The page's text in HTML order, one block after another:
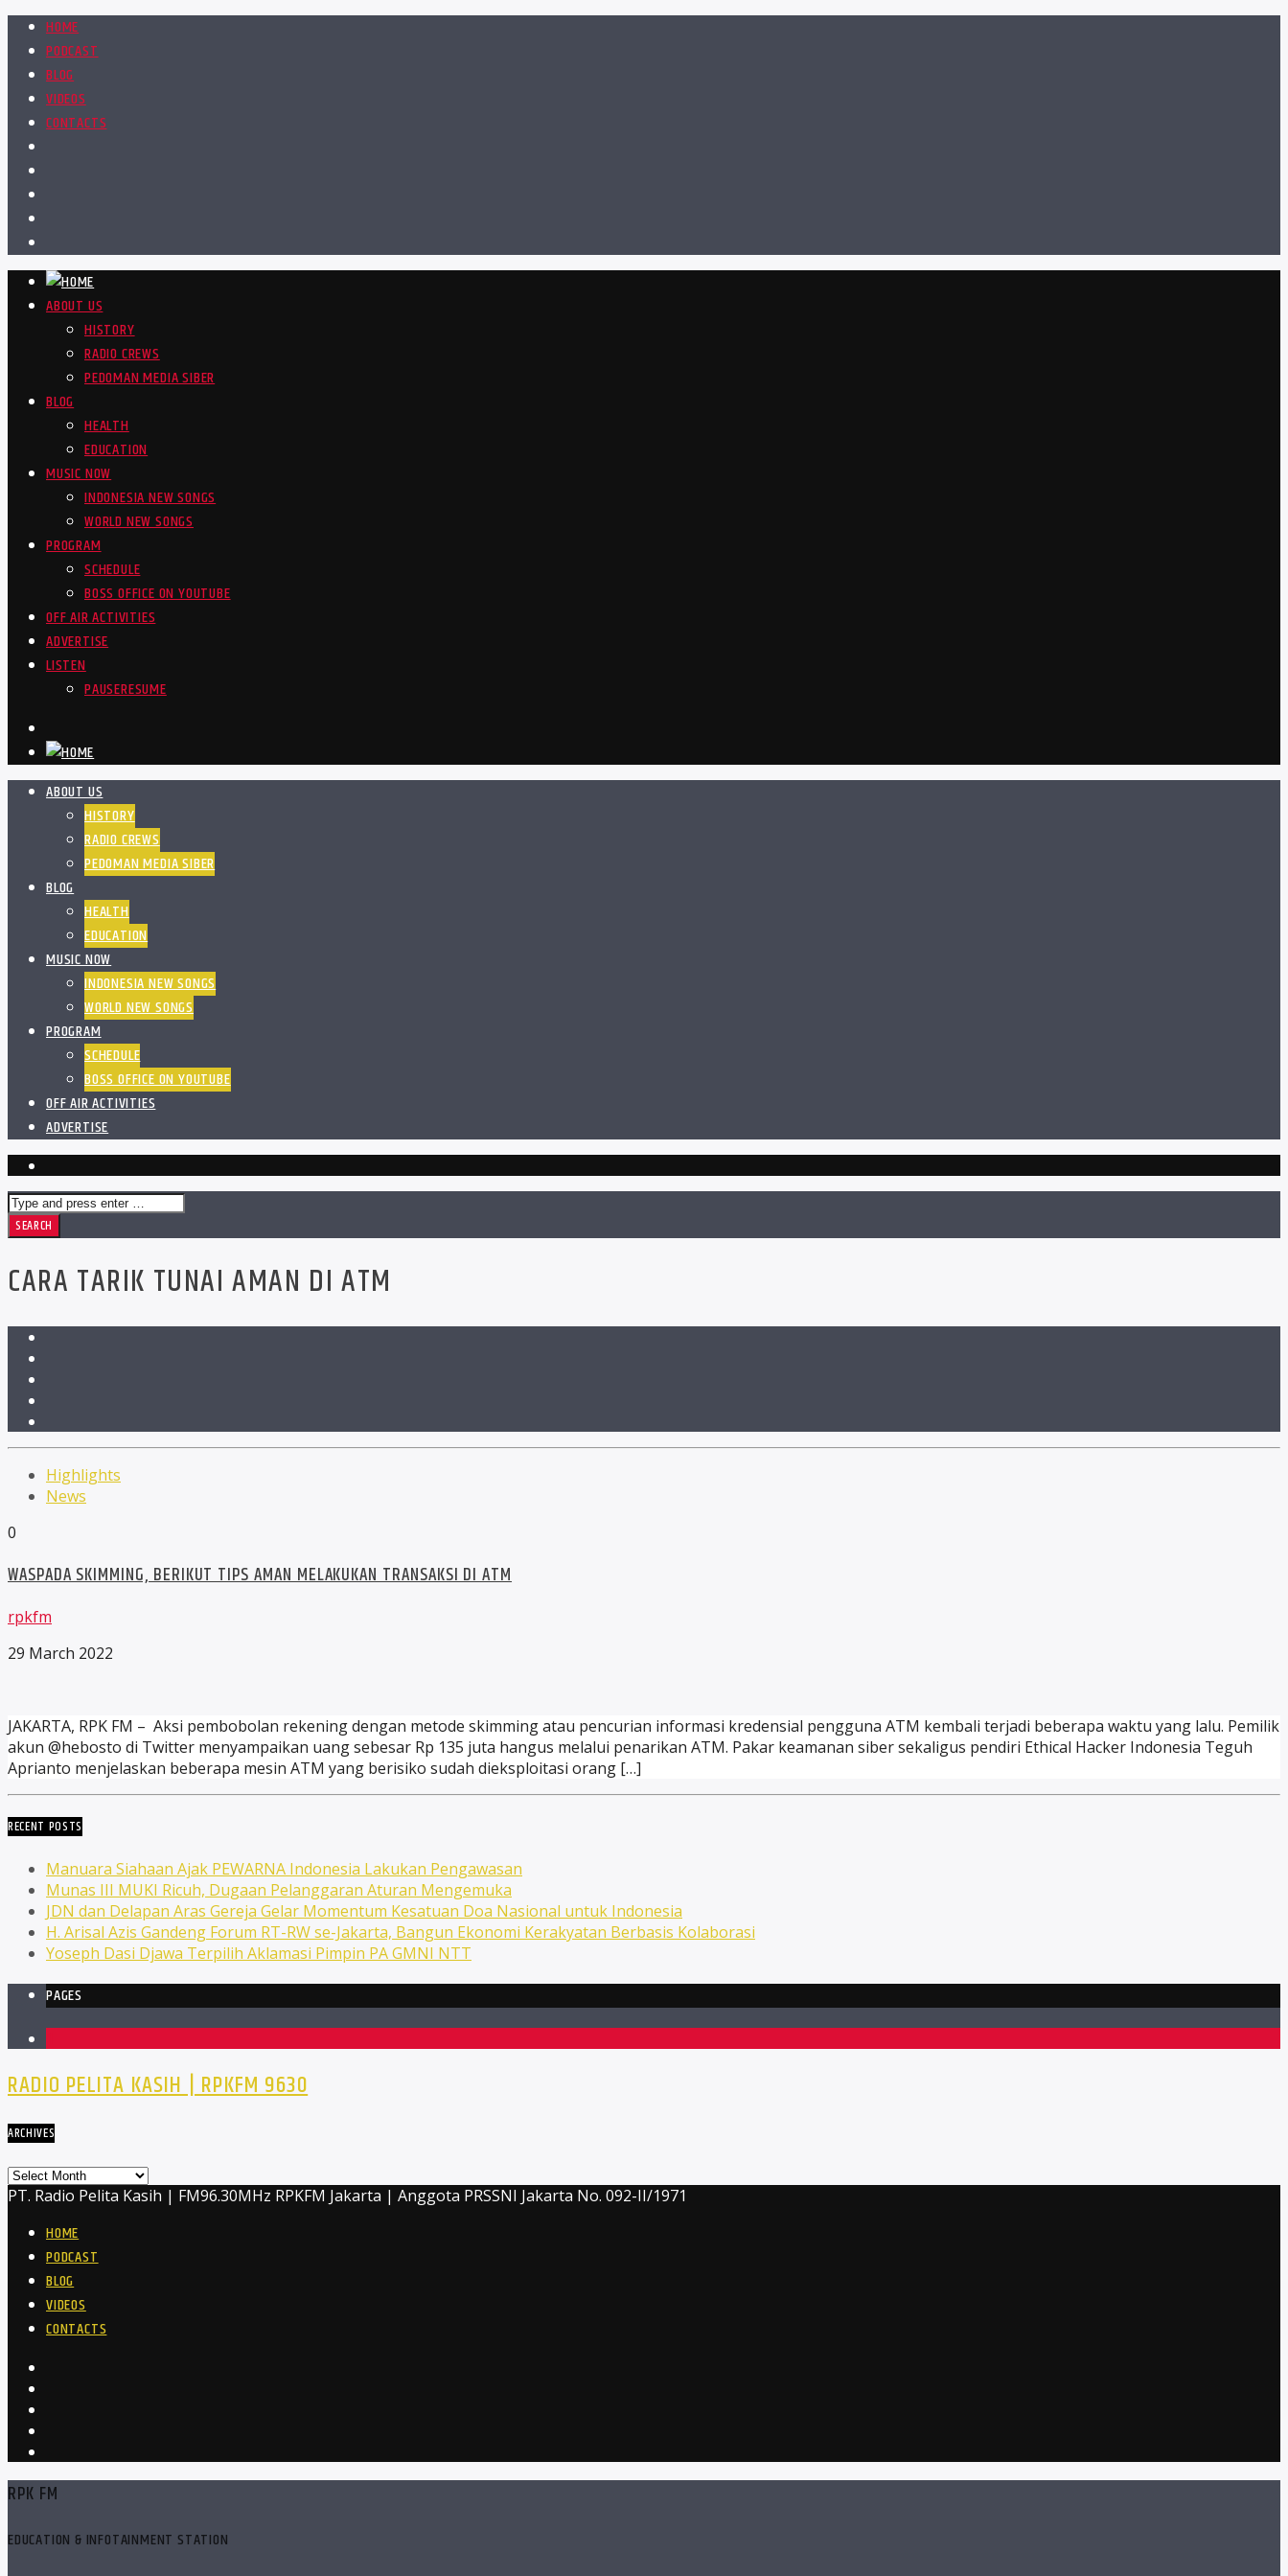
HOME
PODCAST
BLOG
VIDEOS
CONTACTS
ABOUT US
HISTORY
RADIO CREWS
PEDOMAN MEDIA SIBER
BLOG
HEALTH
EDUCATION
MUSIC NOW
INDONESIA NEW SONGS
WORLD NEW SONGS
PROGRAM
SCHEDULE
BOSS OFFICE ON YOUTUBE
OFF AIR ACTIVITIES
ADVERTISE
LISTEN
PAUSERESUME
ABOUT US
HISTORY
RADIO CREWS
PEDOMAN MEDIA SIBER
BLOG
HEALTH
EDUCATION
MUSIC NOW
INDONESIA NEW SONGS
WORLD NEW SONGS
PROGRAM
SCHEDULE
BOSS OFFICE ON YOUTUBE
OFF AIR ACTIVITIES
ADVERTISE
CARA TARIK TUNAI AMAN DI ATM
Highlights
News
0
WASPADA SKIMMING, BERIKUT TIPS AMAN MELAKUKAN TRANSAKSI DI ATM
rpkfm
29 March 2022
JAKARTA, RPK FM – Aksi pembobolan rekening dengan metode skimming atau pencurian informasi kredensial pengguna ATM kembali terjadi beberapa waktu yang lalu. Pemilik
akun @hebosto di Twitter menyampaikan uang sebesar Rp 135 juta hangus melalui penarikan ATM. Pakar keamanan siber sekaligus pendiri Ethical Hacker Indonesia Teguh
Aprianto menjelaskan beberapa mesin ATM yang berisiko sudah dieksploitasi orang […]
RECENT POSTS
Manuara Siahaan Ajak PEWARNA Indonesia Lakukan Pengawasan
Munas III MUKI Ricuh, Dugaan Pelanggaran Aturan Mengemuka
JDN dan Delapan Aras Gereja Gelar Momentum Kesatuan Doa Nasional untuk Indonesia
H. Arisal Azis Gandeng Forum RT-RW se-Jakarta, Bangun Ekonomi Kerakyatan Berbasis Kolaborasi
Yoseph Dasi Djawa Terpilih Aklamasi Pimpin PA GMNI NTT
PAGES
RADIO PELITA KASIH | RPKFM 9630
ARCHIVES
Archives
PT. Radio Pelita Kasih | FM96.30MHz RPKFM Jakarta | Anggota PRSSNI Jakarta No. 092-II/1971
HOME
PODCAST
BLOG
VIDEOS
CONTACTS
RPK FM
EDUCATION & INFOTAINMENT STATION